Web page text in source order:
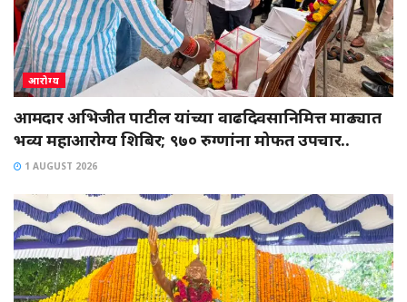
आरोग्य
आमदार अभिजीत पाटील यांच्या वाढदिवसानिमित्त माढ्यात
भव्य महाआरोग्य शिबिर; ९७० रुग्णांना मोफत उपचार..
1 AUGUST 2026